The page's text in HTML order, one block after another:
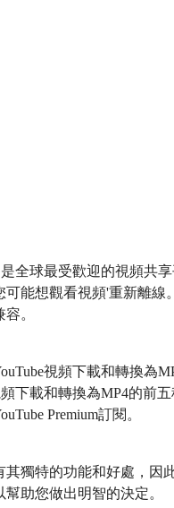
是全球最受歡迎的視頻共
可能想觀看視頻'重新離線
。
視頻下載和轉換為
頻下載和轉換為MP4的前
Premium訂閱。
其獨特的功能和好處，因
助您做出明智的決定。